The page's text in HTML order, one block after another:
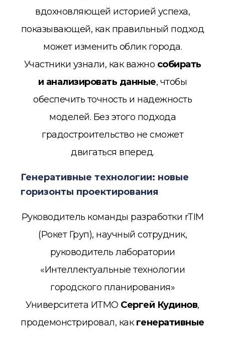
вдохновляющей историей успеха,
показывающей, как правильный подход
может изменить облик города.
Участники узнали, как важно собирать
и анализировать данные, чтобы
обеспечить точность и надежность
моделей. Без этого подхода
градостроительство не сможет
двигаться вперед.
Генеративные технологии: новые
горизонты проектирования
Руководитель команды разработки rTIM
(Рокет Груп), научный сотрудник,
руководитель лаборатории
«Интеллектуальные технологии
городского планирования»
Университета ИТМО Сергей Кудинов,
продемонстрировал, какгенеративные